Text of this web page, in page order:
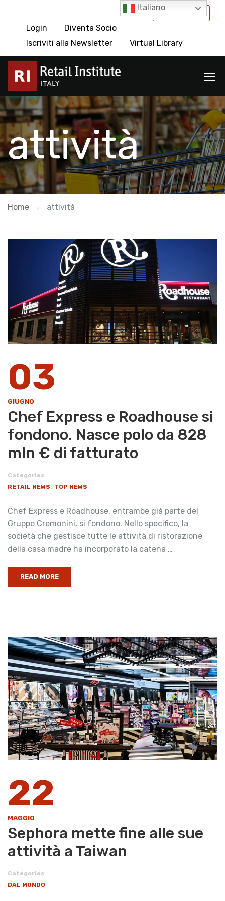
International
Login
Diventa Socio
Iscriviti alla Newsletter
Virtual Library
attività
Home attività
03
GIUGNO
Chef Express e Roadhouse si
fondono. Nasce polo da 828
mln € di fatturato
Categories
RETAIL NEWS, TOP NEWS
Chef Express e Roadhouse, entrambe già parte del
Gruppo Cremonini, si fondono. Nello specifico, la
società che gestisce tutte le attività di ristorazione
della casa madre ha incorporato la catena …
READ MORE
22
MAGGIO
Sephora mette fine alle sue
attività a Taiwan
Categories
DAL MONDO
Italiano